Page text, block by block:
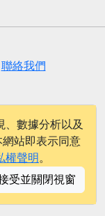
聯絡我們
、數據分析以及
站即表示同意
權聲明 。
受並關閉視窗